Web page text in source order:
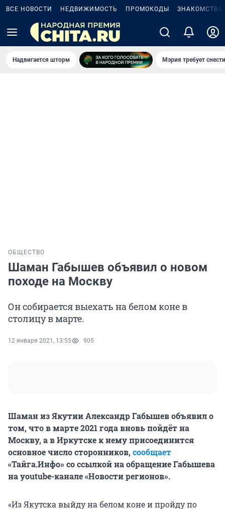
ВСЕ НОВОСТИ НЕДВИЖИМОСТЬ ПРОМОКОДЫ ЗНАКОМСТВА
Надвигается шторм Мэрия требует
ОБЩЕСТВО
Шаман Габышев объявил о новом
походе на Москву
Он собирается выехать на белом коне в
столицу в марте.
12 января 2021, 13:55 905
Шаман из Якутии Александр Габышев объявил о
том, что в марте 2021 года вновь пойдёт на
Москву, а в Иркутске к нему присоединится
основное число сторонников,сообщает
«Тайга.Инфо» со ссылкой на обращение Габышева
на youtube-канале «Новости регионов».
«Из Якутска выйду на белом коне и пройду по